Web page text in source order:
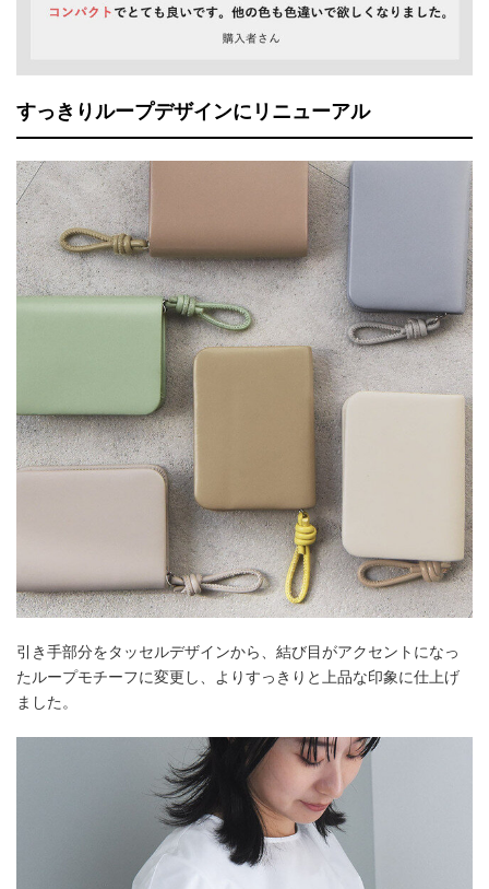
すっきりループデザインにリニューアル
引き手部分をタッセルデザインから、結び目がアクセントになっ
たループモチーフに変更し、よりすっきりと上品な印象に仕上げ
ました。